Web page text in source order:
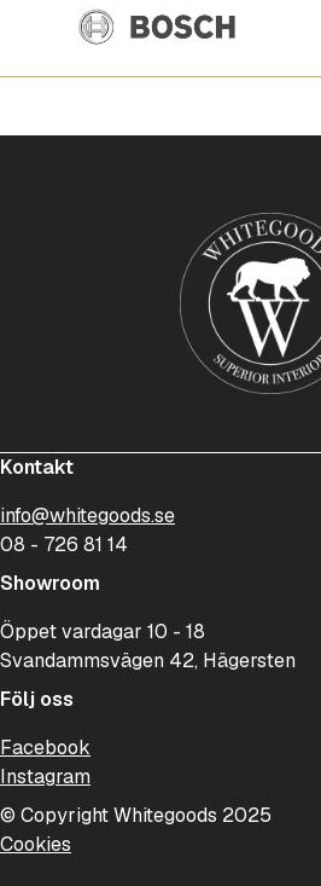
Kontakt
info@whitegoods.se
08 - 726 81 14
Showroom
Öppet vardagar 10 - 18
Svandammsvägen 42, Hägersten
Följ oss
Facebook
Instagram
© Copyright Whitegoods 2025
Cookies